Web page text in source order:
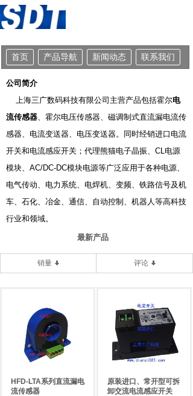
首页 产品导航 新闻动态 联系我们
公司简介
上海三广数码科技有限公司主营产品包括霍尔电
流传感器、霍尔电压传感器、磁调制式直流漏电流传
感器、 电流变送器、 电压变送器。同时经销进口电流
开关和电流感应开关 ；代理熊猫电子晶振、CL电源
模块、AC/DC-DC模块电源等广泛应用于各种电源、
电气传动、电力系统、电焊机、变频、铁路信号及机
车、石化、冶金、通信、自动控制、机器人等高科技
行业和领域。
除了提供优质产品以外，我们还提供技术支持、
完善的产品解决方案，提供技术支持的工程师是在传
感器行业有多年设计应用经验的业内专家。
限公司共同出资开拓集成电路市场，销售全系列电源
IC，代理各大品牌IC、三极管等等电子元器件。利用
香港恒发商贸有限公司在港台、欧美、日本、新加坡
等地健全的电子产品采购渠道，经营进口可以为您提
公司最新引进了中国电科所研制生产的晶振、开
最新产品
销量 评论
HFD-LTA系列直流漏电
流传感器
原装进口、常开型可拆
卸交流电流感应开关